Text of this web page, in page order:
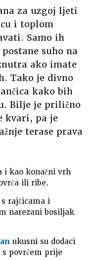
za uzgoj ljeti
i toplom
Samo ih
suho na
ako imate
Tako je divno
kako bih
Bilje je prilično
kvari, pa je
terase prava
i kao konačni vrh
ili ribe.
rajčicama i
narezani bosiljak
ukusni su dodaci
s povrćem prije